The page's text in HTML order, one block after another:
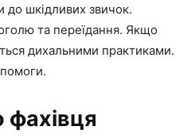
шкідливих звичок.
та переїдання. Якщо
дихальними практиками.
фахівця